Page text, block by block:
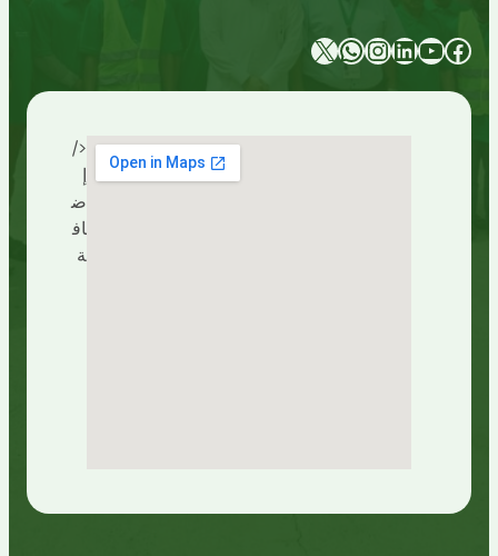
Facebook
YouTube
LinkedIn
Instagram
WhatsApp
X
</
ض
اف
ة